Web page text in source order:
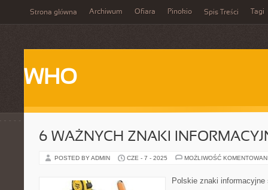
Strona główna Archiwum Ofiara Pinokio Spis Treści Tagi
WHO
6 WAŻNYCH ZNAKI
POSTED BY ADMIN CZE - 7 - 2025 MOŻLIWOŚĆ
Polskie znaki